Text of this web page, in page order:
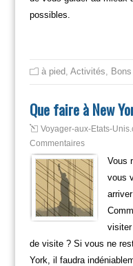
possibles.
à pied Activités
Que faire à New
Voyager-aux-Etats-
Commentaires
Vous
vous
visiter
de visite ? Si vous ne
York, il faudra